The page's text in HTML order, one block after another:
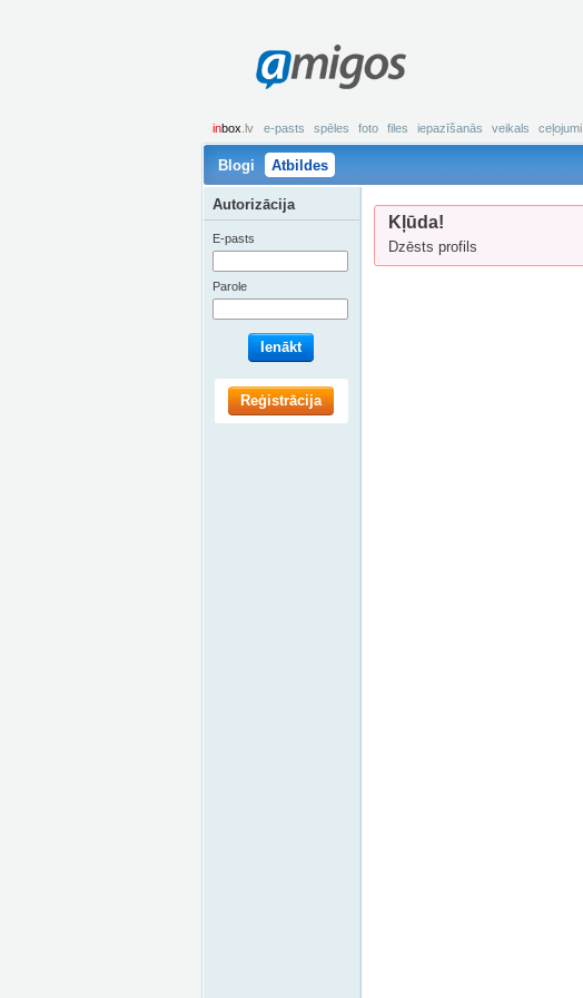
amigos
inbox .lv e-pasts spēles foto files iepazīšanās veikals ceļojumi
Blogi Atbildes
Kļūda!
Dzēsts profils
Autorizācija
E-pasts
Parole
Ienākt
Reģistrācija